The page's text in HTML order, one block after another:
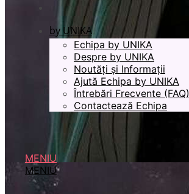
by UNIKA
Echipa by UNIKA
Despre by UNIKA
Noutăți și Informații
Ajută Echipa by UNIKA
Întrebări Frecvente (FAQ)
Contactează Echipa
MENIU
MENIU